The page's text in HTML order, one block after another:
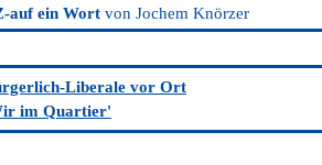
auf ein Wort von Jochem Knörzer
Liberale vor Ort
im Quartier'